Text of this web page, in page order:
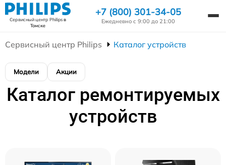
Сервисный центр Philipsв
Томске
+7 (800) 301-34-05
Ежедневно с 9:00 до 21:00
Сервисный центр Philips Каталог устройств
Модели Акции
Каталог ремонтируемых
устройств